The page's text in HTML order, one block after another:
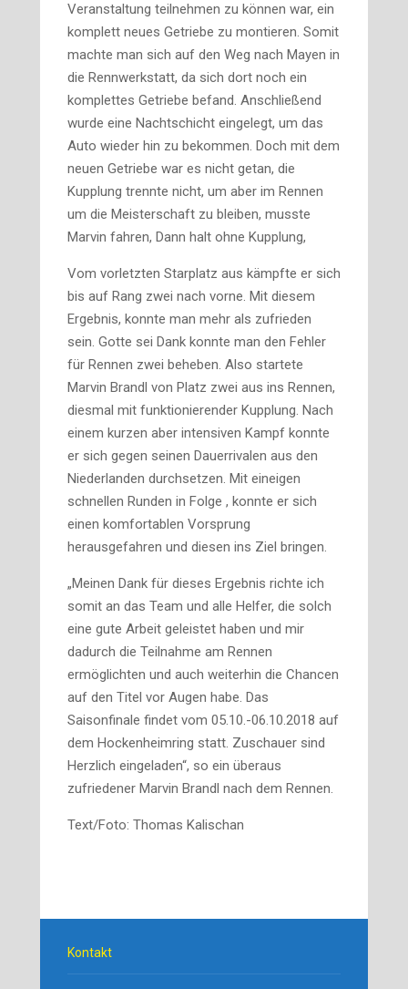
Veranstaltung teilnehmen zu können war, ein
komplett neues Getriebe zu montieren. Somit
machte man sich auf den Weg nach Mayen in
die Rennwerkstatt, da sich dort noch ein
komplettes Getriebe befand. Anschließend
wurde eine Nachtschicht eingelegt, um das
Auto wieder hin zu bekommen. Doch mit dem
neuen Getriebe war es nicht getan, die
Kupplung trennte nicht, um aber im Rennen
um die Meisterschaft zu bleiben, musste
Marvin fahren, Dann halt ohne Kupplung,
Vom vorletzten Starplatz aus kämpfte er sich
bis auf Rang zwei nach vorne. Mit diesem
Ergebnis, konnte man mehr als zufrieden
sein. Gotte sei Dank konnte man den Fehler
für Rennen zwei beheben. Also startete
Marvin Brandl von Platz zwei aus ins Rennen,
diesmal mit funktionierender Kupplung. Nach
einem kurzen aber intensiven Kampf konnte
er sich gegen seinen Dauerrivalen aus den
Niederlanden durchsetzen. Mit eineigen
schnellen Runden in Folge , konnte er sich
einen komfortablen Vorsprung
herausgefahren und diesen ins Ziel bringen.
„Meinen Dank für dieses Ergebnis richte ich
somit an das Team und alle Helfer, die solch
eine gute Arbeit geleistet haben und mir
dadurch die Teilnahme am Rennen
ermöglichten und auch weiterhin die Chancen
auf den Titel vor Augen habe. Das
Saisonfinale findet vom 05.10.-06.10.2018 auf
dem Hockenheimring statt. Zuschauer sind
Herzlich eingeladen“, so ein überaus
zufriedener Marvin Brandl nach dem Rennen.
Text/Foto: Thomas Kalischan
Kontakt